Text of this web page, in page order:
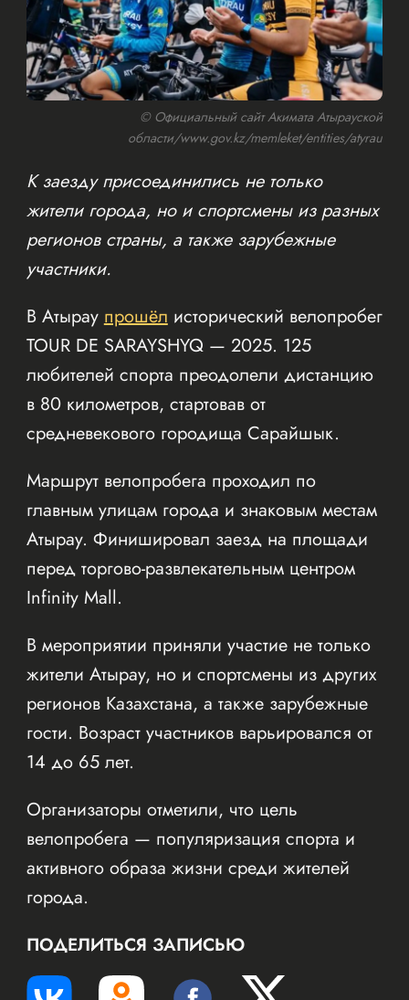
© Официальный сайт Акимата Атырауской
области/www.gov.kz/memleket/entities/atyrau
К заезду присоединились не только
жители города, но и спортсмены из разных
регионов страны, а также зарубежные
участники.
В Атырау прошёл исторический велопробег
TOUR DE SARAYSHYQ — 2025. 125
любителей спорта преодолели дистанцию
в 80 километров, стартовав от
средневекового городища Сарайшык.
Маршрут велопробега проходил по
главным улицам города и знаковым местам
Атырау. Финишировал заезд на площади
перед торгово-развлекательным центром
Infinity Mall.
В мероприятии приняли участие не только
жители Атырау, но и спортсмены из других
регионов Казахстана, а также зарубежные
гости. Возраст участников варьировался от
14 до 65 лет.
Организаторы отметили, что цель
велопробега — популяризация спорта и
активного образа жизни среди жителей
города.
ПОДЕЛИТЬСЯ ЗАПИСЬЮ